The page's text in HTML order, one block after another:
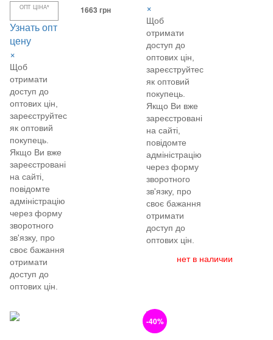
ОПТ ЦІНА*
Узнать опт
цену
×
Щоб
отримати
доступ до
оптових цін,
зареєструйтеся
як оптовий
покупець.
Якщо Ви вже
зареєстровані
на сайті,
повідомте
адміністрацію
через форму
зворотного
зв'язку, про
своє бажання
отримати
доступ до
оптових цін.
1663 грн
×
Щоб
отримати
доступ до
оптових цін,
зареєструйтеся
як оптовий
покупець.
Якщо Ви вже
зареєстровані
на сайті,
повідомте
адміністрацію
через форму
зворотного
зв'язку, про
своє бажання
отримати
доступ до
оптових цін.
нет в наличии
-40%